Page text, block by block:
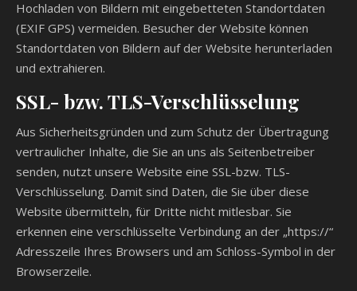
Hochladen von Bildern mit eingebetteten Standortdaten
(EXIF GPS) vermeiden. Besucher der Website können
Standortdaten von Bildern auf der Website herunterladen
und extrahieren.
SSL- bzw. TLS-Verschlüsselung
Aus Sicherheitsgründen und zum Schutz der Übertragung
vertraulicher Inhalte, die Sie an uns als Seitenbetreiber
senden, nutzt unsere Website eine SSL-bzw. TLS-
Verschlüsselung. Damit sind Daten, die Sie über diese
Website übermitteln, für Dritte nicht mitlesbar. Sie
erkennen eine verschlüsselte Verbindung an der „https://“
Adresszeile Ihres Browsers und am Schloss-Symbol in der
Browserzeile.